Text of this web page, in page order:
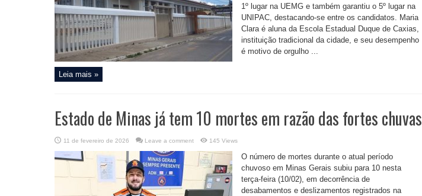
1º lugar na UEMG e também garantiu o 5º lugar na
UNIPAC, destacando-se entre os candidatos. Maria
Clara é aluna da Escola Estadual Duque de Caxias,
instituição tradicional da cidade, e seu desempenho
é motivo de orgulho ...
Leia mais »
Estado de Minas já tem 10 mortes em razão das fortes chuvas
11 de fevereiro de 2026 Leave a comment 145 Views
O número de mortes durante o atual período
chuvoso em Minas Gerais subiu para 10 nesta
terça-feira (10/02), em decorrência de
desabamentos e deslizamentos registrados na